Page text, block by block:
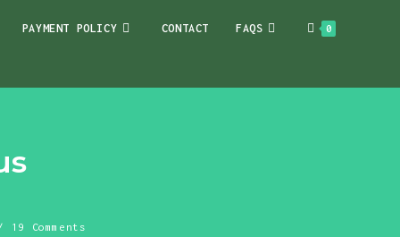
PAYMENT POLICY CONTACT FAQS 0
19 Comments